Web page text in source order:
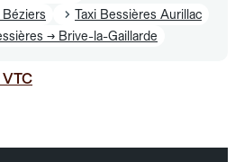
Béziers
Taxi Bessières Aurillac
→ Brive-la-Gaillarde